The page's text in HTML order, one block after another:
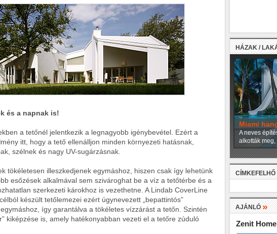
és a napnak is!
a tetőnél jelentkezik a legnagyobb igénybevétel. Ezért a
itt, hogy a tető ellenálljon minden környezeti hatásnak,
szélnek és nagy UV-sugárzásnak.
tökéletesen illeszkedjenek egymáshoz, hiszen csak így lehetünk
esőzések alkalmával sem szivároghat be a víz a tetőtérbe és a
szerkezeti károkhoz is vezethetne. A Lindab CoverLine
készült tetőlemezei ezért úgynevezett „bepattintós”
így garantálva a tökéletes vízzárást a tetőn. Szintén
kiképzése is, amely hatékonyabban vezeti el a tetőre zúduló
HÁZAK /
Miami
A neves
alkották
CÍMKEFELHŐ
AJÁNLÓ»
Zenit